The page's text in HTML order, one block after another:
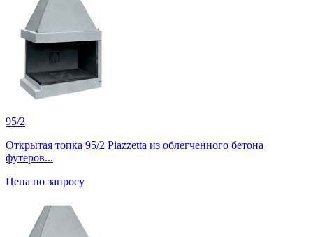
95/2
Открытая топка 95/2 Piazzetta из облегченного бетона
футеров...
Цена по запросу